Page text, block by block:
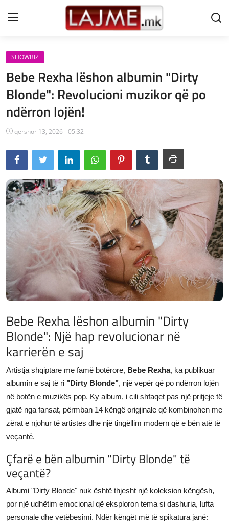
Shtëpi
LAJME MAQEDONI
SHQIPERI
KOSOVA
LAJME NGA BOTA
SHOWBIZ
SPORT
SHENDETI
JETA
Gallery
Shqip
SHOWBIZ
Bebe Rexha lëshon albumin "Dirty
Blonde": Revolucioni muzikor që po
ndërron lojën!
qershor 13, 2026 - 05:32
Bebe Rexha lëshon albumin "Dirty
Blonde": Një hap revolucionar në
karrierën e saj
Artistja shqiptare me famë botërore, Bebe Rexha, ka publikuar
albumin e saj të ri "Dirty Blonde", një vepër që po ndërron lojën
në botën e muzikës pop. Ky album, i cili shfaqet pas një pritjeje të
gjatë nga fansat, përmban 14 këngë origjinale që kombinohen me
zërat e njohur të artistes dhe një tingëllim modern që e bën atë të
veçantë.
Çfarë e bën albumin "Dirty Blonde" të
veçantë?
Albumi "Dirty Blonde" nuk është thjesht një koleksion këngësh,
por një udhëtim emocional që eksploron tema si dashuria, lufta
personale dhe vetëbesimi. Ndër këngët më të spikatura janë: